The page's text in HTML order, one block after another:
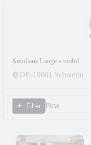
Autohaus Lange - mobil
DE-19061 Schwerin
Filter Pkw